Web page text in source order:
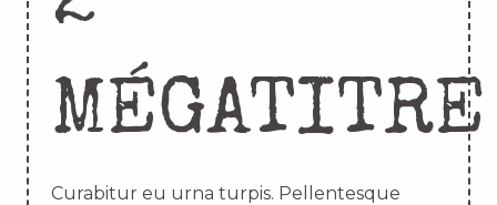
MÉGATITRE
Curabitur eu urna turpis. Pellentesque